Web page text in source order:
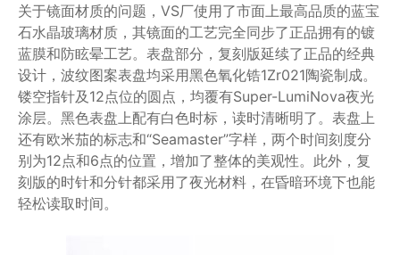
关于镜面材质的问题，VS厂使用了市面上最高品质的蓝宝
石水晶玻璃材质，其镜面的工艺完全同步了正品拥有的镀
蓝膜和防眩晕工艺。表盘部分，复刻版延续了正品的经典
设计，波纹图案表盘均采用黑色氧化锆1Zr021陶瓷制成。
镂空指针及12点位的圆点，均覆有Super-LumiNova夜光
涂层。黑色表盘上配有白色时标，读时清晰明了。表盘上
还有欧米茄的标志和“Seamaster”字样，两个时间刻度分
别为12点和6点的位置，增加了整体的美观性。此外，复
刻版的时针和分针都采用了夜光材料，在昏暗环境下也能
轻松读取时间。